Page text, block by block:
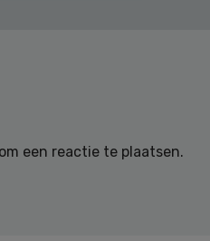
om een reactie te plaatsen.